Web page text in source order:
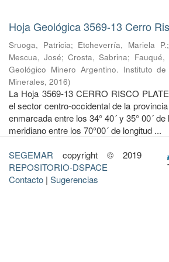
Hoja Geológica 3569-13 Cerro
Sruoga, Patricia; Etcheverría, Mariela P.;
Mescua, José;Crosta, Sabrina; Fauqué,
Geológico Minero Argentino. Instituto
Minerales, 2016)
La Hoja 3569-13 CERRO RISCO
el sector centro-occidental de la
enmarcada entre los 34° 40´ y 35° 00´
meridiano entre los 70°00´ de longitud ...
SEGEMAR copyright © 2019
REPOSITORIO-DSPACE
Contacto | Sugerencias